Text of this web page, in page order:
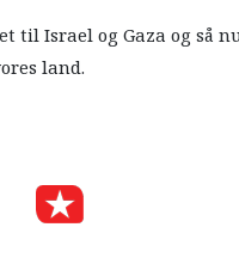
til Israel og Gaza og så
land.